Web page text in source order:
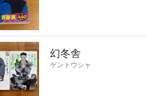
幻冬舎
ゲントウシャ